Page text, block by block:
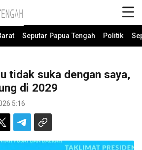
Seputar Papua Tengah Politik
tidak suka dengan saya,
di 2029
5:16